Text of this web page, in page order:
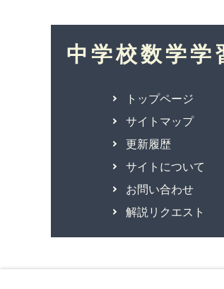
中学校数学学
トップページ
サイトマップ
更新履歴
サイトについて
お問い合わせ
解説リクエスト